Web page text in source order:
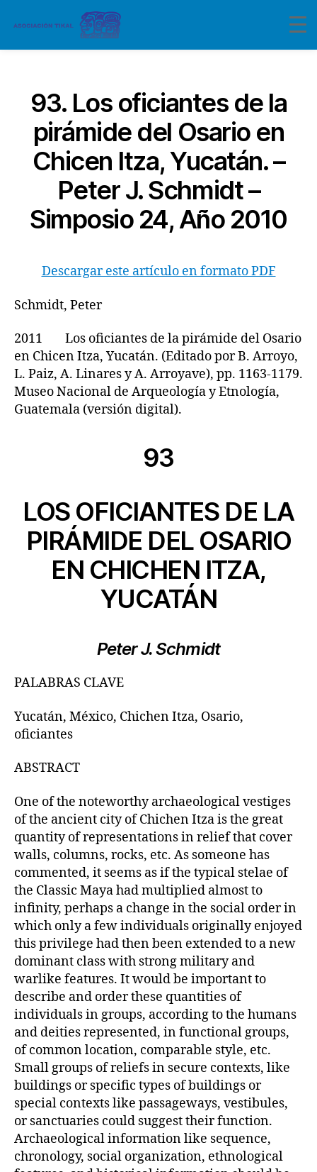
93. Los oficiantes de la
pirámide del Osario en
Chicen Itza, Yucatán. –
Peter J. Schmidt –
Simposio 24, Año 2010
Descargar este artículo en formato PDF
Schmidt, Peter
2011 Los oficiantes de la pirámide del Osario
en Chicen Itza, Yucatán. (Editado por B. Arroyo,
L. Paiz, A. Linares y A. Arroyave), pp. 1163-1179.
Museo Nacional de Arqueología y Etnología,
Guatemala (versión digital).
93
LOS OFICIANTES DE LA
PIRÁMIDE DEL OSARIO
EN CHICHEN ITZA,
YUCATÁN
Peter J. Schmidt
PALABRAS CLAVE
Yucatán, México, Chichen Itza, Osario,
oficiantes
ABSTRACT
One of the noteworthy archaeological vestiges
of the ancient city of Chichen Itza is the great
quantity of representations in relief that cover
walls, columns, rocks, etc. As someone has
commented, it seems as if the typical stelae of
the Classic Maya had multiplied almost to
infinity, perhaps a change in the social order in
which only a few individuals originally enjoyed
this privilege had then been extended to a new
dominant class with strong military and
warlike features. It would be important to
describe and order these quantities of
individuals in groups, according to the humans
and deities represented, in functional groups,
of common location, comparable style, etc.
Small groups of reliefs in secure contexts, like
buildings or specific types of buildings or
special contexts like passageways, vestibules,
or sanctuaries could suggest their function.
Archaeological information like sequence,
chronology, social organization, ethnological